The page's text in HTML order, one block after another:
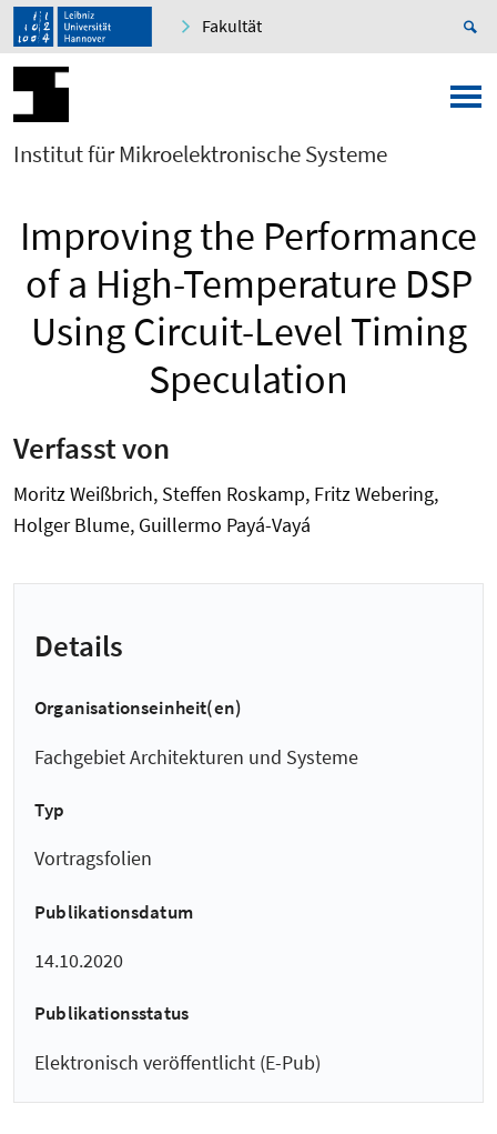
Fakultät
Institut für Mikroelektronische Systeme
Improving the Performance
of a High-Temperature DSP
Using Circuit-Level Timing
Speculation
Verfasst von
Moritz Weißbrich, Steffen Roskamp, Fritz Webering,
Holger Blume, Guillermo Payá-Vayá
Details
Organisationseinheit(en)
Fachgebiet Architekturen und Systeme
Typ
Vortragsfolien
Publikationsdatum
14.10.2020
Publikationsstatus
Elektronisch veröffentlicht (E-Pub)